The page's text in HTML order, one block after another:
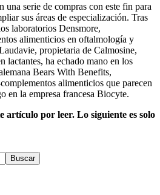
una serie de compras con este fin para
sus áreas de especialización. Tras
laboratorios Densmore,
alimenticios en oftalmología y
propietaria de Calmosine,
lactantes, ha echado mano en los
Bears With Benefits,
alimenticios que parecen
en la empresa francesa Biocyte.
artículo por leer. Lo siguiente es solo
Buscar